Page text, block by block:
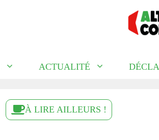
ACTUALITÉ
À LIRE AILLEURS !